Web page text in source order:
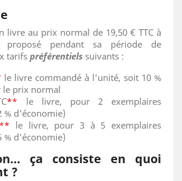
livre au prix normal de 19,50 € TTC à
pendant sa période de
tarifspréférentiels suivants :
le livre commandé à l'unité, soit 10 %
le prix normal
** le livre, pour 2 exemplaires
% d'économie)
** le livre, pour 3 à 5 exemplaires
% d'économie)
ça consiste en quoi
?